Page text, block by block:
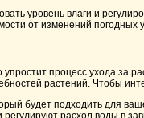
уровень влаги и
от изменений погодных
процесс ухода
растений. Чтобы
будет подходить для
расход воды в